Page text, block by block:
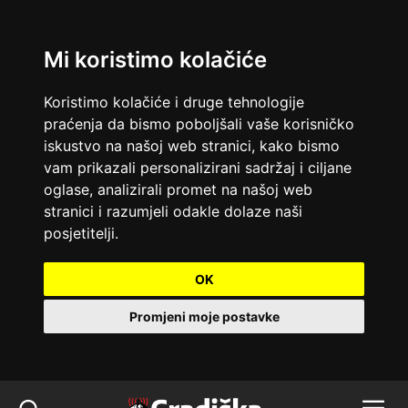
Mi koristimo kolačiće
Koristimo kolačiće i druge tehnologije
praćenja da bismo poboljšali vaše korisničko
iskustvo na našoj web stranici, kako bismo
vam prikazali personalizirani sadržaj i ciljane
oglase, analizirali promet na našoj web
stranici i razumjeli odakle dolaze naši
posjetitelji.
OK
Promjeni moje postavke